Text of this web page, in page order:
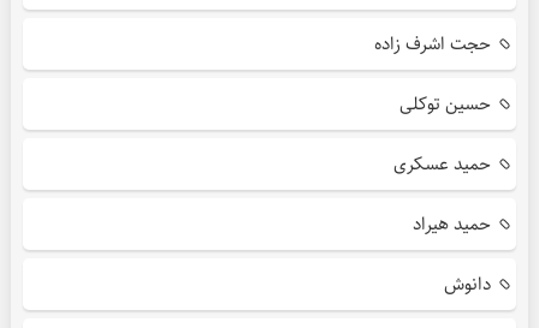
حجت اشرف زاده
حسین توکلی
حمید عسکری
حمید هیراد
دانوش